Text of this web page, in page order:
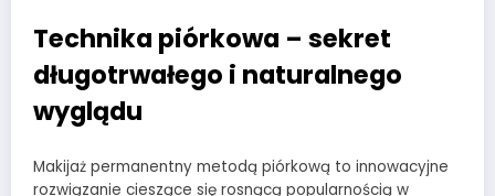
Technika piórkowa – sekret
długotrwałego i naturalnego
wyglądu
Makijaż permanentny metodą piórkową to innowacyjne
rozwiązanie cieszące się rosnącą popularnością w